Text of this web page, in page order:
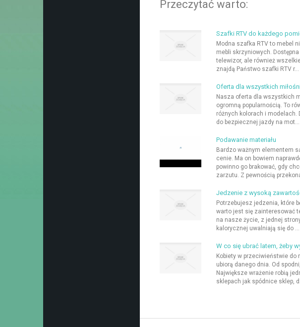
Przeczytać warto:
Szafki RTV do każdego
Modna szafka RTV to mebel
mebli skrzyniowych.
telewizor, ale również
znajdą Państwo szafki RTV r...
Oferta dla wszystkich
Nasza oferta dla wszystkich
ogromną popularnością. To
różnych kolorach i modelach.
do bezpiecznej jazdy na mot...
Podawanie materiału
Bardzo ważnym elementem
cenie. Ma on bowiem
powinno go brakować, gdy
zarzutu. Z pewnością
Jedzenie z wysoką
Potrzebujesz jedzenia, które
warto jest się zainteresować
na nasze życie, z jednej
kalorycznej uwalniają się do ...
W co się ubrać latem, żeby
Kobiety w przeciwieństwie do
ubiorą danego dnia. Od
Największe wrażenie robią
sklepach jak spódnice sklep,